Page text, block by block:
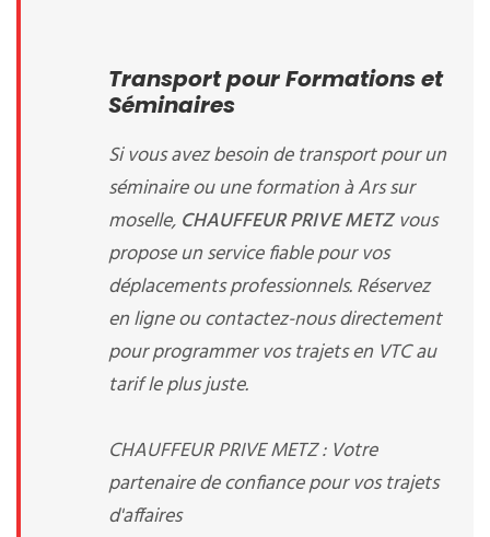
Transport pour Formations et
Séminaires
Si vous avez besoin de transport pour un
séminaire ou une formation à Ars sur
moselle, CHAUFFEUR PRIVE METZvous
propose un service fiable pour vos
déplacements professionnels. Réservez
en ligne ou contactez-nous directement
pour programmer vos trajets en VTC au
tarif le plus juste.
CHAUFFEUR PRIVE METZ : Votre
partenaire de confiance pour vos trajets
d'affaires